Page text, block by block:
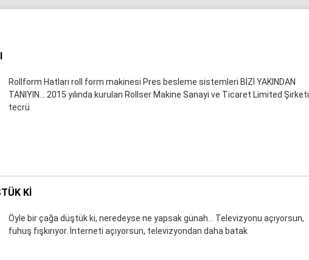
Rollform Hatları roll form makinesi Pres besleme sistemleri BİZİ YAKINDAN
TANIYIN... 2015 yılında kurulan Rollser Makine Sanayi ve Ticaret Limited Şirketi
tecrü
KI
Öyle bir çağa düştük ki, neredeyse ne yapsak günah… Televizyonu açıyorsun,
fuhuş fışkırıyor. İnterneti açıyorsun, televizyondan daha batak